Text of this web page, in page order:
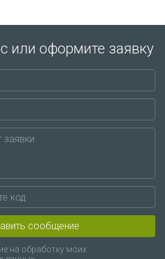
или оформите заявку
сообщение
на обработку моих